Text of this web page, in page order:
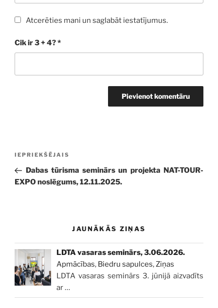
Atcerēties mani un saglabāt iestatījumus.
Cik ir 3 + 4?*
Iepriekšējā
ziņa:
IEPRIEKŠĒJAIS
Dabas tūrisma seminārs un projekta NAT-TOUR-
EXPO noslēgums, 12.11.2025.
JAUNĀKĀS ZIŅAS
LDTA vasaras seminārs, 3.06.2026.
Apmācības, Biedru sapulces,Ziņas
LDTA vasaras seminārs 3. jūnijā aizvadīts
ar…